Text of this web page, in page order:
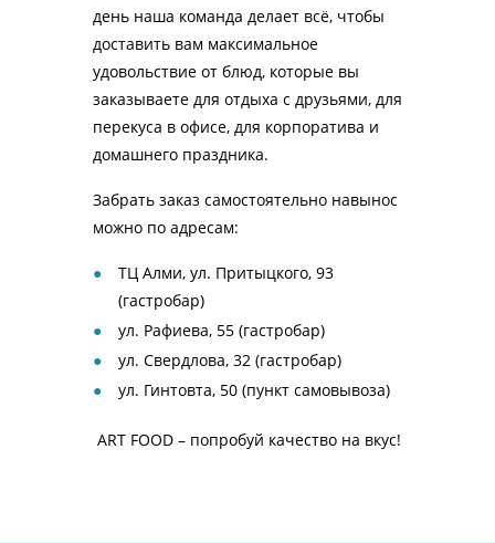
день наша команда делает всё, чтобы
доставить вам максимальное
удовольствие от блюд, которые вы
заказываете для отдыха с друзьями, для
перекуса в офисе, для корпоратива и
домашнего праздника.
Забрать заказ самостоятельно навынос
можно по адресам:
ТЦ Алми, ул. Притыцкого, 93
(гастробар)
ул. Рафиева, 55 (гастробар)
ул. Свердлова, 32 (гастробар)
ул. Гинтовта, 50 (пункт самовывоза)
ART FOOD – попробуй качество на вкус!